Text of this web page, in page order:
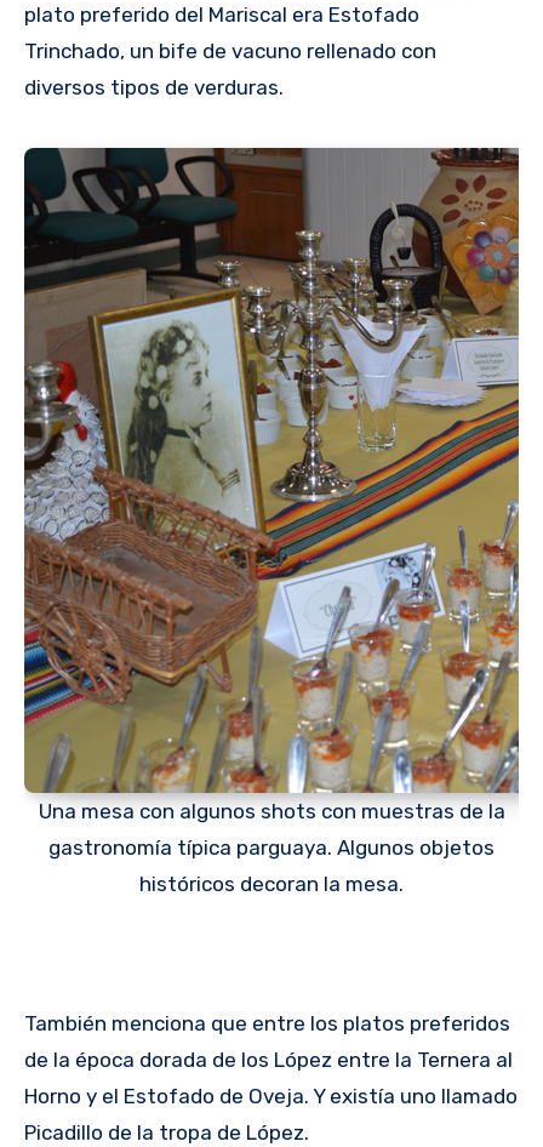
plato preferido del Mariscal era Estofado
Trinchado, un bife de vacuno rellenado con
diversos tipos de verduras.
Una mesa con algunos shots con muestras de la
gastronomía típica parguaya. Algunos objetos
históricos decoran la mesa.
También menciona que entre los platos preferidos
de la época dorada de los López entre la Ternera al
Horno y el Estofado de Oveja. Y existía uno llamado
Picadillo de la tropa de López.